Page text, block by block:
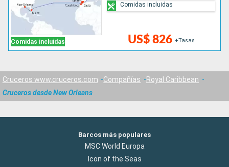
Comidas incluidas US$ 826 +Tasas
Comidas incluidas
Cruceros www.cruceros.com Compañías
Royal Caribbean
Cruceros desde New Orleans
Barcos más populares
MSC World Europa
Icon of the Seas